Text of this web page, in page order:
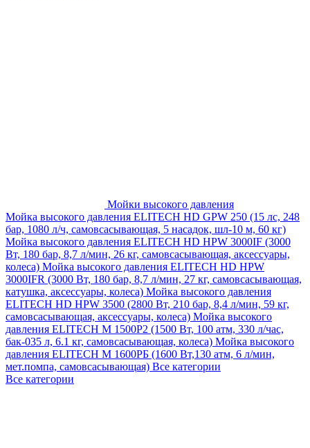
Мойки высокого давления
Мойка высокого давления ELITECH HD GPW 250 (15 лс, 248
бар, 1080 л/ч, самовсасывающая, 5 насадок, шл-10 м, 60 кг)
Мойка высокого давления ELITECH HD HPW 3000IF (3000
Вт, 180 бар, 8,7 л/мин, 26 кг, самовсасывающая, аксессуары,
колеса) Мойка высокого давления ELITECH HD HPW
3000IFR (3000 Вт, 180 бар, 8,7 л/мин, 27 кг, самовсасывающая,
катушка, аксессуары, колеса) Мойка высокого давления
ELITECH HD HPW 3500 (2800 Вт, 210 бар, 8,4 л/мин, 59 кг,
самовсасывающая, аксессуары, колеса) Мойка высокого
давления ELITECH M 1500P2 (1500 Вт, 100 атм, 330 л/час,
бак-035 л, 6.1 кг, самовсасывающая, колеса) Мойка высокого
давления ELITECH М 1600РБ (1600 Вт,130 атм, 6 л/мин,
мет.помпа, самовсасывающая) Все категории
Все категории